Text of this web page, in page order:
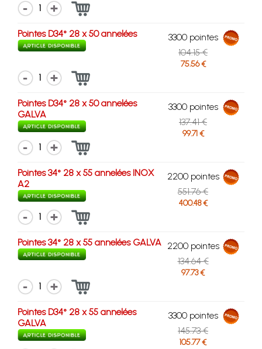
1
Pointes D34° 28 x 50 annelées
3300 pointes
104.15 €
75.56 €
1
Pointes D34° 28 x 50 annelées
GALVA
3300 pointes
137.41 €
99.71 €
1
Pointes 34° 28 x 55 annelées INOX
A2
2200 pointes
551.76 €
400.48 €
1
Pointes 34° 28 x 55 annelées GALVA 2200 pointes
134.64 €
97.73 €
1
Pointes D34° 28 x 55 annelées
GALVA
3300 pointes
145.73 €
105.77 €